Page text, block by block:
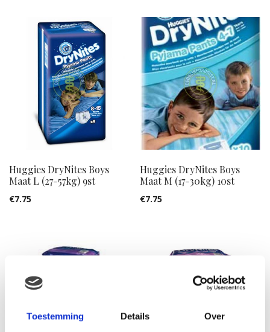
Toestemming Details Over
Huggies DryNites Boys
Maat L (27-57kg) 9st
€7.75
Huggies DryNites Boys
Maat M (17-30kg) 10st
€7.75